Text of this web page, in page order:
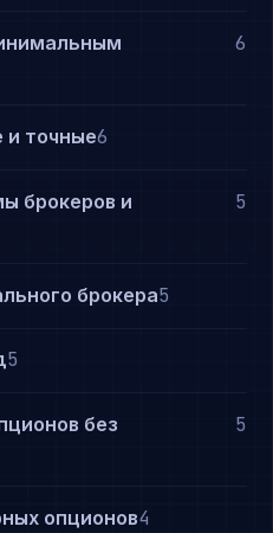
6
и точные6
брокеров и
5
брокера5
5
без
5
опционов4